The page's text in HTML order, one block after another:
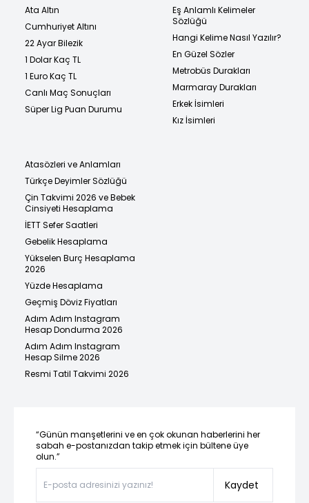
Ata Altın
Cumhuriyet Altını
22 Ayar Bilezik
1 Dolar Kaç TL
1 Euro Kaç TL
Canlı Maç Sonuçları
Süper Lig Puan Durumu
Eş Anlamlı Kelimeler
Sözlüğü
Hangi Kelime Nasıl Yazılır?
En Güzel Sözler
Metrobüs Durakları
Marmaray Durakları
Erkek İsimleri
Kız İsimleri
Atasözleri ve Anlamları
Türkçe Deyimler Sözlüğü
Çin Takvimi 2026 ve Bebek
Cinsiyeti Hesaplama
İETT Sefer Saatleri
Gebelik Hesaplama
Yükselen Burç Hesaplama
2026
Yüzde Hesaplama
Geçmiş Döviz Fiyatları
Adım Adım Instagram
Hesap Dondurma 2026
Adım Adım Instagram
Hesap Silme 2026
Resmi Tatil Takvimi 2026
“Günün manşetlerini ve en çok okunan haberlerini her
sabah e-postanızdan takip etmek için bültene üye
olun.”
Kaydet